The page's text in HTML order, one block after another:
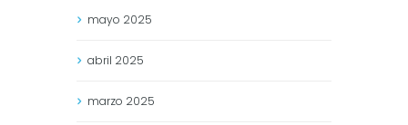
mayo 2025
abril 2025
marzo 2025